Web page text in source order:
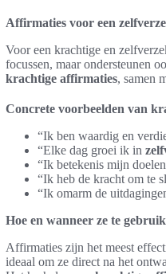
Affirmaties voor een
Voor een krachtige en
focussen, maar ondersteunen
krachtige affirmaties, samen
Concrete voorbeelden van
“Ik ben waardig en
“Elke dag groei ik in
“Ik betekenis mijn
“Ik heb de kracht om te
“Ik omarm de
Hoe en wanneer ze te
Affirmaties zijn het meest
ideaal om ze direct na het